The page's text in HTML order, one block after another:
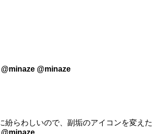
@minaze
紛らわしいので、副垢のアイコンを変えた